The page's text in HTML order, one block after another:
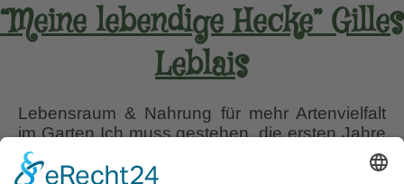
“Meine lebendige Hecke” Gilles
Leblais
Lebensraum & Nahrung für mehr Artenvielfalt
im Garten Ich muss gestehen, die ersten Jahre
meines Hobby-Gärtnerlebens hatte ich keinen
Bezug zu Hecken. Gut, sobald ich die Liguster-